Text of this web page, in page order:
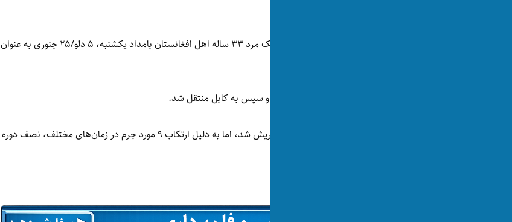
گرهارد کارنر، وزیر داخله اتریش اعلام کرد که یک مرد ۳۳ ساله اهل افغانستان بامداد یکشنبه، ۵ دلو/۲۵ جنوری به عنوان
کارنر گفت این مرد از اتریش به استانبول ترکیه و سپس به کابل منتقل شد.
او افزود که فرد اخراج‌شده در سال ۲۰۱۵ وارد اتریش شد، اما به دلیل ارتکاب ۹ مورد جرم در زمان‌های مختلف، نصف دوره